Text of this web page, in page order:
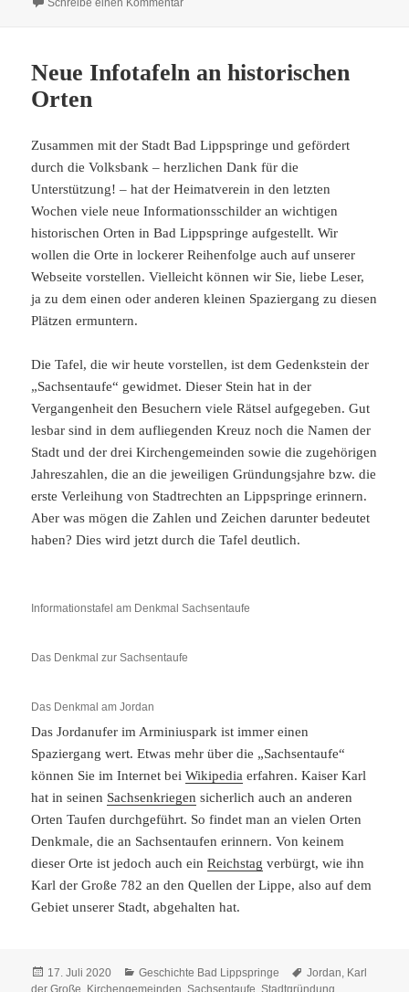
Schreibe einen Kommentar
Neue Infotafeln an historischen
Orten
Zusammen mit der Stadt Bad Lippspringe und gefördert
durch die Volksbank – herzlichen Dank für die
Unterstützung! – hat der Heimatverein in den letzten
Wochen viele neue Informationsschilder an wichtigen
historischen Orten in Bad Lippspringe aufgestellt. Wir
wollen die Orte in lockerer Reihenfolge auch auf unserer
Webseite vorstellen. Vielleicht können wir Sie, liebe Leser,
ja zu dem einen oder anderen kleinen Spaziergang zu diesen
Plätzen ermuntern.
Die Tafel, die wir heute vorstellen, ist dem Gedenkstein der
„Sachsentaufe“ gewidmet. Dieser Stein hat in der
Vergangenheit den Besuchern viele Rätsel aufgegeben. Gut
lesbar sind in dem aufliegenden Kreuz noch die Namen der
Stadt und der drei Kirchengemeinden sowie die zugehörigen
Jahreszahlen, die an die jeweiligen Gründungsjahre bzw. die
erste Verleihung von Stadtrechten an Lippspringe erinnern.
Aber was mögen die Zahlen und Zeichen darunter bedeutet
haben? Dies wird jetzt durch die Tafel deutlich.
Informationstafel am Denkmal Sachsentaufe
Das Denkmal zur Sachsentaufe
Das Denkmal am Jordan
Das Jordanufer im Arminiuspark ist immer einen
Spaziergang wert. Etwas mehr über die „Sachsentaufe“
können Sie im Internet beiWikipedia erfahren. Kaiser Karl
hat in seinen Sachsenkriegen sicherlich auch an anderen
Orten Taufen durchgeführt. So findet man an vielen Orten
Denkmale, die an Sachsentaufen erinnern. Von keinem
dieser Orte ist jedoch auch einReichstag verbürgt, wie ihn
Karl der Große 782 an den Quellen der Lippe, also auf dem
Gebiet unserer Stadt, abgehalten hat.
Veröffentlicht
am
17. Juli 2020 Kategorien
Geschichte Bad Lippspringe Schlagwörter
Jordan, Karl